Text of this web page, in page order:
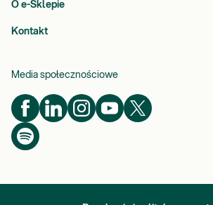
O e-Sklepie
Kontakt
Media społecznościowe